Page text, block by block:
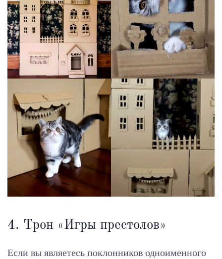
4. Трон «Игры престолов»
Если вы являетесь поклонников одноименного